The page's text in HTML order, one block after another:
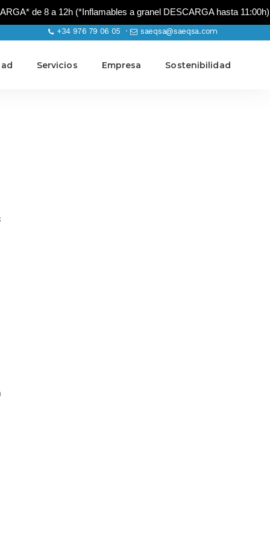
de 8 a 12h (*Inflamables a granel DESCARGA hasta 11:00h)
+34 976 79 06 05 · saeqsa@saeqsa.com
Servicios Empresa Sostenibilidad